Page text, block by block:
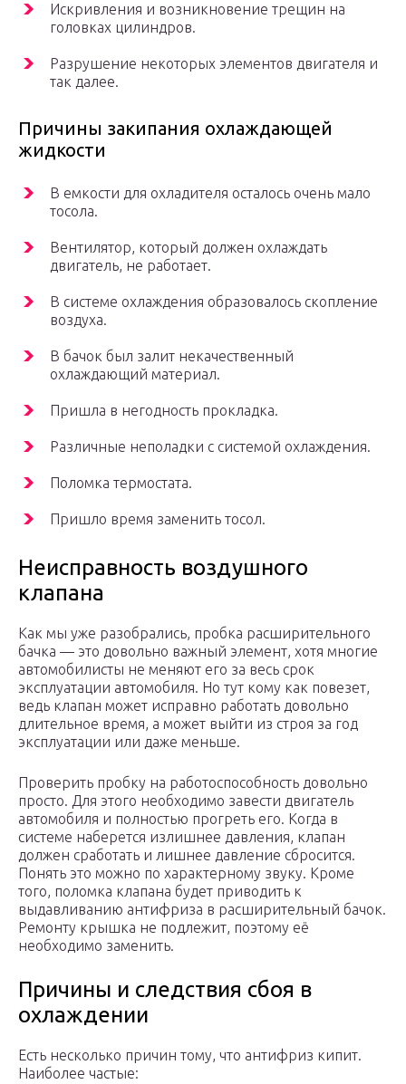
Искривления и возникновение трещин на
головках цилиндров.
Разрушение некоторых элементов двигателя и
так далее.
Причины закипания охлаждающей
жидкости
В емкости для охладителя осталось очень мало
тосола.
Вентилятор, который должен охлаждать
двигатель, не работает.
В системе охлаждения образовалось скопление
воздуха.
В бачок был залит некачественный
охлаждающий материал.
Пришла в негодность прокладка.
Различные неполадки с системой охлаждения.
Поломка термостата.
Пришло время заменить тосол.
Неисправность воздушного
клапана
Как мы уже разобрались, пробка расширительного
бачка — это довольно важный элемент, хотя многие
автомобилисты не меняют его за весь срок
эксплуатации автомобиля. Но тут кому как повезет,
ведь клапан может исправно работать довольно
длительное время, а может выйти из строя за год
эксплуатации или даже меньше.
Проверить пробку на работоспособность довольно
просто. Для этого необходимо завести двигатель
автомобиля и полностью прогреть его. Когда в
системе наберется излишнее давления, клапан
должен сработать и лишнее давление сбросится.
Понять это можно по характерному звуку. Кроме
того, поломка клапана будет приводить к
выдавливанию антифриза в расширительный бачок.
Ремонту крышка не подлежит, поэтому её
необходимо заменить.
Причины и следствия сбоя в
охлаждении
Есть несколько причин тому, что антифриз кипит.
Наиболее частые: